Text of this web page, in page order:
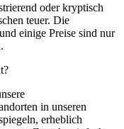
oder kryptisch
teuer. Die
einige Preise sind nur
in unseren
erheblich